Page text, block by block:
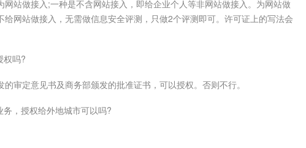
站做接入;一种是不含网站接入，即给企业个人等非网站做接入。为网站做
网站做接入，无需做信息安全评测，只做2个评测即可。许可证上的写法会
吗?
定意见书及商务部颁发的批准证书，可以授权。否则不行。
，授权给外地城市可以吗?